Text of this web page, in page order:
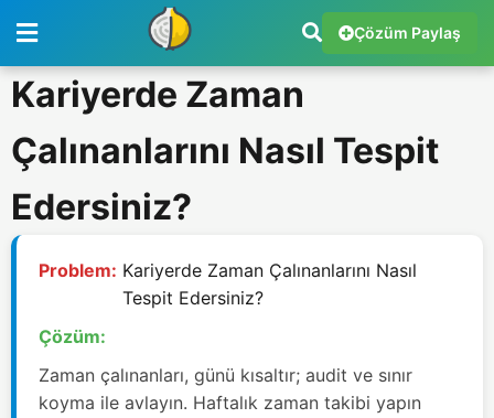
Çözüm Paylaş
Kariyerde Zaman
Çalınanlarını Nasıl Tespit
Edersiniz?
Problem: Kariyerde Zaman Çalınanlarını Nasıl
Tespit Edersiniz?
Çözüm:
Zaman çalınanları, günü kısaltır; audit ve sınır
koyma ile avlayın. Haftalık zaman takibi yapın